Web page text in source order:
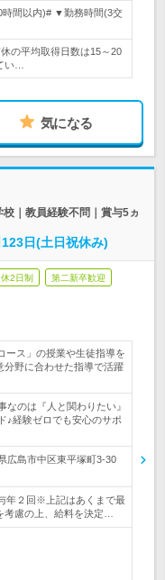
時間以内)# ▼勤務時間(3交
の平均取得日数は15～20
い…
気になる
｜教員経験不問｜賞与5ヵ
日(土日祝休み)
2日制 第二新卒歓迎
ース」の授業や生徒指導を
分野に合わせた指導で活躍
なのは『人と関わりたい』
♪経験ゼロでも安心のサポ
広島市中区東平塚町3-30
年２回※上記はあくまで最
慮の上、給料を決定…